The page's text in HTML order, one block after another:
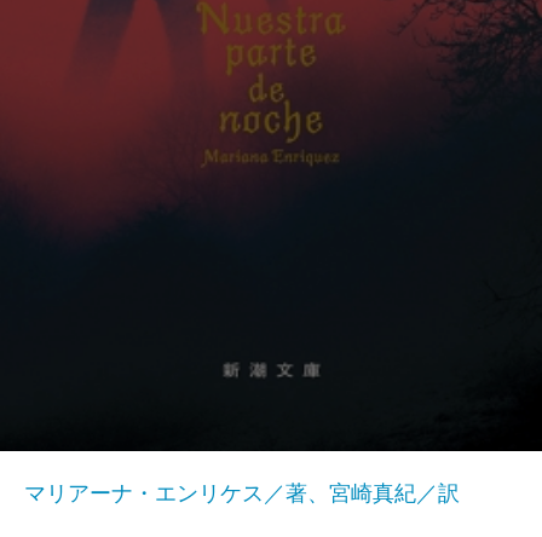
マリアーナ・エンリケス／著、宮崎真紀／訳